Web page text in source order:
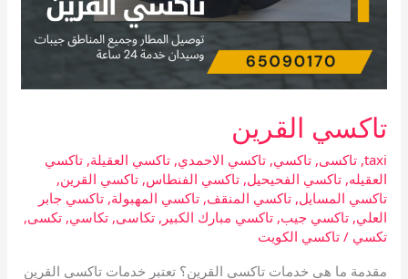
تاكسي القرين
taxi
,تاكسى,تاكسي,تاكسي الاحمدي,تاكسي العقيلة,تاكسي
العقيله,تاكسي الفحيحيل,تاكسي الفنطاس,تاكسي القرين,
تاكسي المسايل,تاكسي المنقف,تاكسي المهبولة,تاكسي جابر
العلي,تاكسي جيب,تاكسي مبارك الكبير ,تكاسى,تكاسي,تكسى,
تكسي /تاكسي الكويت
مقدمة ما هي خدمات تاكسي القرين؟ تعتبر خدمات تاكسي القرين